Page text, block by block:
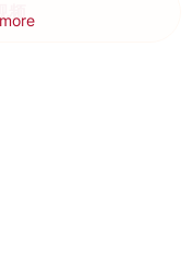
TikTok进行剪影挑战
使用文本、贴纸等自
抖音的
频